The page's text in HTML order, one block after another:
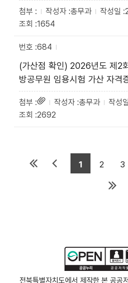
총무과
1654
684
(가산점 확인) 2026년도 제2
방공무원 임용시험 가산 자격
총무과
2692
1 2 3
전북특별자치도에서 제작한 본 공공